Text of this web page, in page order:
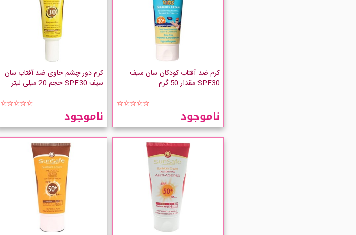
کرم ضد آفتاب کودکان سان سیف
SPF30 مقدار 50 گرم
☆☆☆☆☆
ناموجود
کرم دور چشم حاوی ضد آفتاب سان
سیف SPF30 حجم 20 میلی لیتر
☆☆☆☆☆
ناموجود